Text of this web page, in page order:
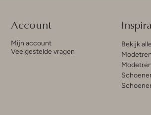
Account
Mijn account
Veelgestelde vragen
Bekijk